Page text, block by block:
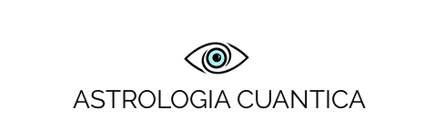
ASTROLOGIA CUANTICA